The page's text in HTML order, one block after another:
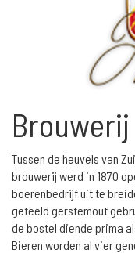
Tussen de heuvels van
brouwerij werd in 1870
boerenbedrijf uit te
geteeld gerstemout
de bostel diende prima
Bieren worden al vier